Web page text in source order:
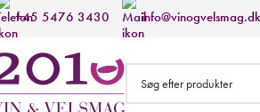
+45 5476 3430 info@vinogvelsmag.dk